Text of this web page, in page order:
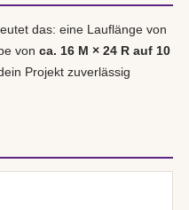
das: eine Lauflänge von
von ca. 16 M × 24 R auf 10
Projekt zuverlässig